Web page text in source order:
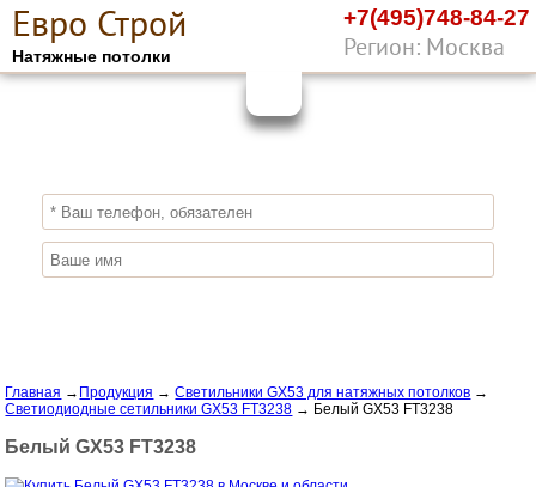
Евро Строй
Натяжные потолки
+7(495)748-84-27
Регион: Москва
ПОЛУЧИ СКИДКУ10%
Главная → Продукция →Светильники GX53 для натяжных потолков →
Светиодиодные сетильники GX53 FT3238 → Белый GX53 FT3238
Белый GX53 FT3238